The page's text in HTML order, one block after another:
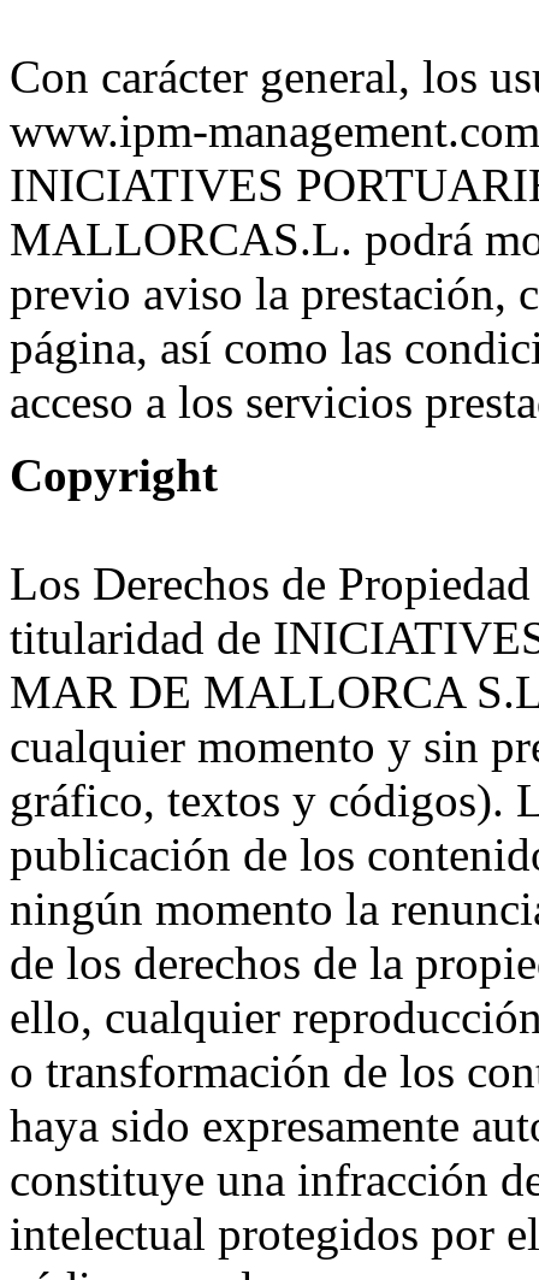
Con carácter general, los
www.ipm-
INICIATIVES
MALLORCAS.L. podrá
previo aviso la prestación,
página, así como las
acceso a los servicios
Copyright
Los Derechos de
titularidad de
MAR DE MALLORCA
cualquier momento y sin
gráfico, textos y códigos).
publicación de los
ningún momento la
de los derechos de la
ello, cualquier
o transformación de los
haya sido expresamente
constituye una infracción
intelectual protegidos por